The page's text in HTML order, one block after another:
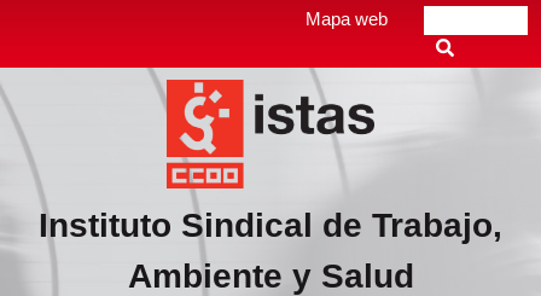
contenido
principal
Mapa web
Instituto Sindical de Trabajo,
Ambiente y Salud